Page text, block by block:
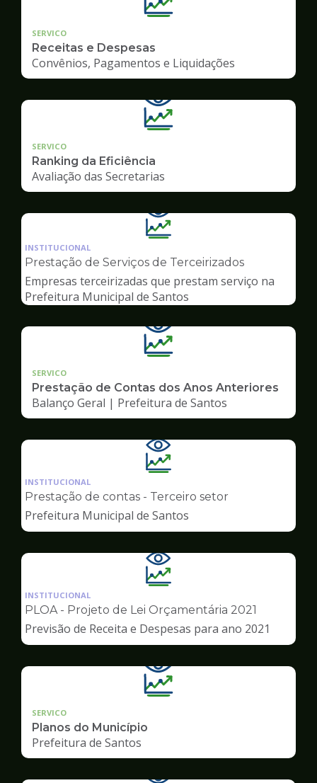
SERVICO
Receitas e Despesas
Convênios, Pagamentos e Liquidações
SERVICO
Ranking da Eficiência
Avaliação das Secretarias
Ilustração
da
pagina
Transparência
INSTITUCIONAL
Prestação de Serviços de Terceirizados
Empresas terceirizadas que prestam serviço na
Prefeitura Municipal de Santos
SERVICO
Prestação de Contas dos Anos Anteriores
Balanço Geral | Prefeitura de Santos
Ilustração
da
pagina
de
Transparência
INSTITUCIONAL
Prestação de contas - Terceiro setor
Prefeitura Municipal de Santos
Ilustração
da
pagina
Transparência
INSTITUCIONAL
PLOA - Projeto de Lei Orçamentária 2021
Previsão de Receita e Despesas para ano 2021
SERVICO
Planos do Município
Prefeitura de Santos